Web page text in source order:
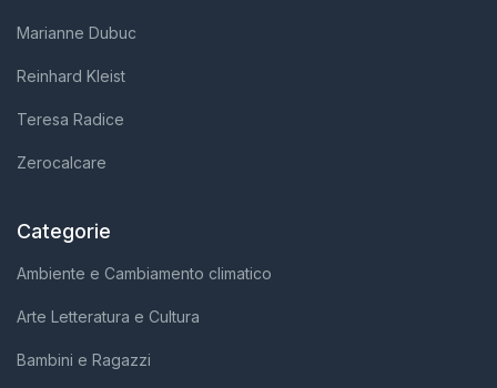
Marianne Dubuc
Reinhard Kleist
Teresa Radice
Zerocalcare
Categorie
Ambiente e Cambiamento climatico
Arte Letteratura e Cultura
Bambini e Ragazzi